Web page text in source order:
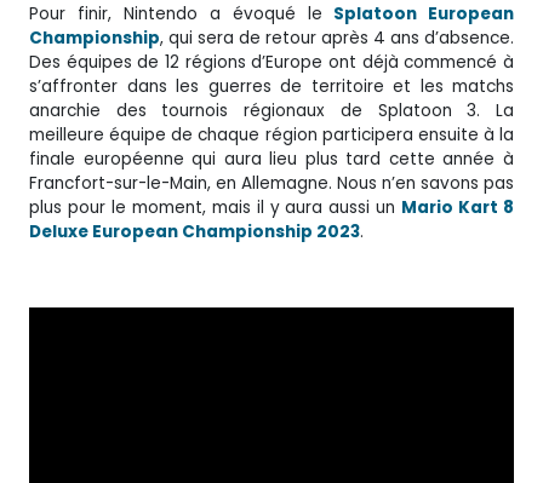
Pour finir, Nintendo a évoqué le Splatoon European
Championship, qui sera de retour après 4 ans d’absence.
Des équipes de 12 régions d’Europe ont déjà commencé à
s’affronter dans les guerres de territoire et les matchs
anarchie des tournois régionaux de Splatoon 3. La
meilleure équipe de chaque région participera ensuite à la
finale européenne qui aura lieu plus tard cette année à
Francfort-sur-le-Main, en Allemagne. Nous n’en savons pas
plus pour le moment, mais il y aura aussi un Mario Kart 8
Deluxe European Championship 2023.